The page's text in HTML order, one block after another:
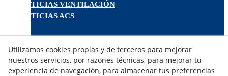
NOTICIAS VENTILACIÓN
NOTICIAS ACS
NOVEDADES
MI CUENTA
Utilizamos cookies propias y de terceros para mejorar
nuestros servicios, por razones técnicas, para mejorar tu
experiencia de navegación, para almacenar tus preferencias